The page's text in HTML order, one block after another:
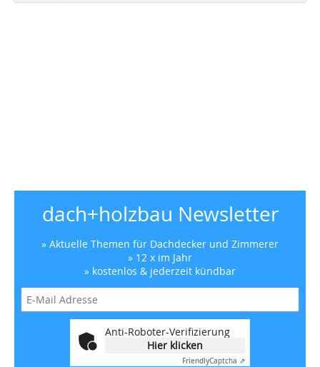
dach+holzbau Newsletter
» Aktuelle Themen für Dachdecker und Zimmerer
» 12 x im Jahr
» kostenlos & jederzeit kündbar
Anti-Roboter-Verifizierung
Hier klicken
FriendlyCaptcha ⇗